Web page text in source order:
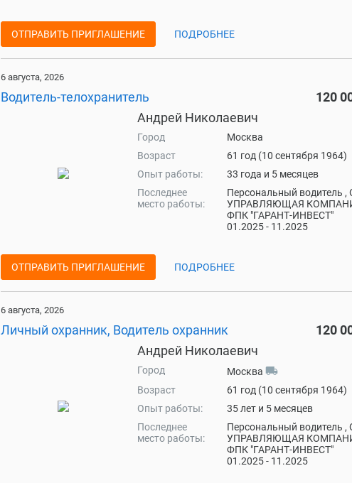
ОТПРАВИТЬ ПРИГЛАШЕНИЕ ПОДРОБНЕЕ
6 августа, 2026
Водитель-телохранитель
120
Андрей Николаевич
Город
Москва
Возраст
61 год (10 сентября 1964)
Опыт работы:
33 года и 5 месяцев
Последнее
место работы:
Персональный водитель
УПРАВЛЯЮЩАЯ
ФПК "ГАРАНТ-ИНВЕСТ"
01.2025 - 11.2025
ОТПРАВИТЬ ПРИГЛАШЕНИЕ ПОДРОБНЕЕ
6 августа, 2026
Личный охранник, Водитель охранник
120
Андрей Николаевич
Город Москва local_shipping
Возраст
61 год (10 сентября 1964)
Опыт работы:
35 лет и 5 месяцев
Последнее
место работы:
Персональный водитель
УПРАВЛЯЮЩАЯ
ФПК "ГАРАНТ-ИНВЕСТ"
01.2025 - 11.2025